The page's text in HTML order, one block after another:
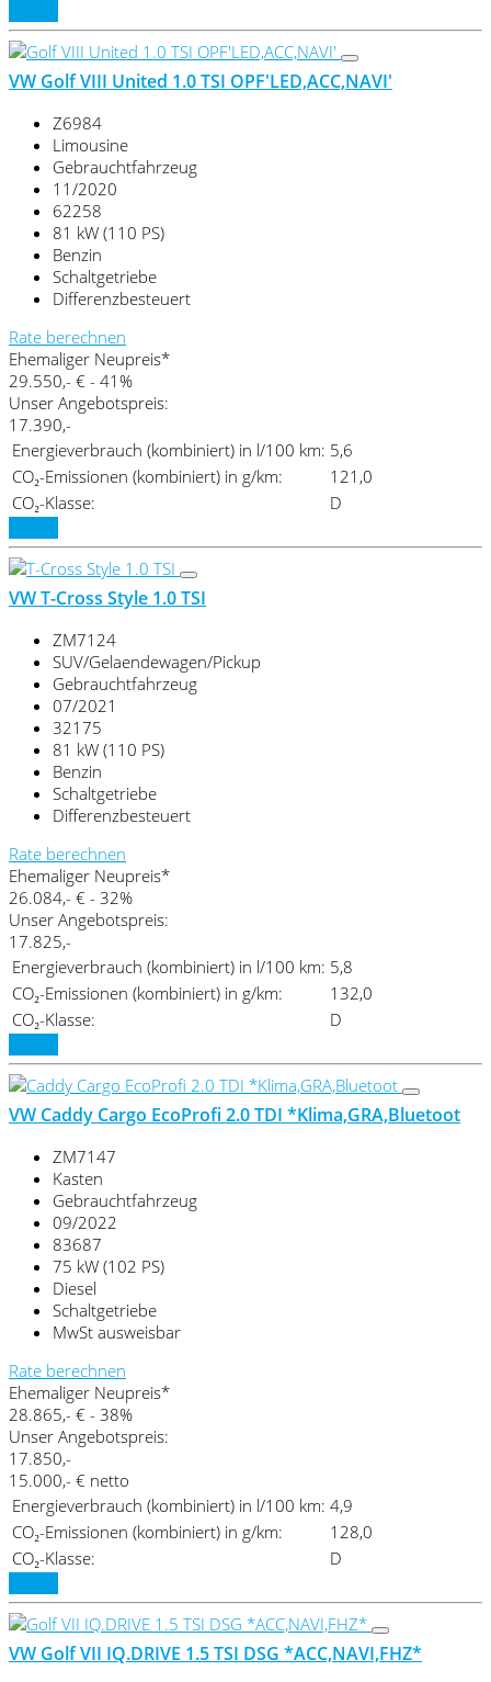
VW Golf VIII United 1.0 TSI OPF'LED,ACC,NAVI'
Z6984
Limousine
Gebrauchtfahrzeug
11/2020
62258
81 kW (110 PS)
Benzin
Schaltgetriebe
Differenzbesteuert
Rate berechnen
Ehemaliger Neupreis*
29.550,- € - 41%
Unser Angebotspreis:
17.390,-
Energieverbrauch (kombiniert) in l/100 km: 5,6
CO₂-Emissionen (kombiniert) in g/km:
121,0
CO₂-Klasse:
D
VW T-Cross Style 1.0 TSI
ZM7124
SUV/Gelaendewagen/Pickup
Gebrauchtfahrzeug
07/2021
32175
81 kW (110 PS)
Benzin
Schaltgetriebe
Differenzbesteuert
Rate berechnen
Ehemaliger Neupreis*
26.084,- € - 32%
Unser Angebotspreis:
17.825,-
Energieverbrauch (kombiniert) in l/100 km: 5,8
CO₂-Emissionen (kombiniert) in g/km:
132,0
CO₂-Klasse:
D
VW Caddy Cargo EcoProfi 2.0 TDI *Klima,GRA,Bluetoot
ZM7147
Kasten
Gebrauchtfahrzeug
09/2022
83687
75 kW (102 PS)
Diesel
Schaltgetriebe
MwSt ausweisbar
Rate berechnen
Ehemaliger Neupreis*
28.865,- € - 38%
Unser Angebotspreis:
17.850,-
15.000,- € netto
Energieverbrauch (kombiniert) in l/100 km: 4,9
CO₂-Emissionen (kombiniert) in g/km:
128,0
CO₂-Klasse:
D
VW Golf VII IQ.DRIVE 1.5 TSI DSG *ACC,NAVI,FHZ*